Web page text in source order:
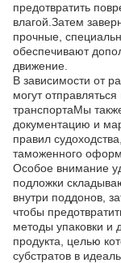
предотвратить
влагой.Затем
прочные,
обеспечивают
движение.
В зависимости от
могут
транспортаМы
документацию и
правил
таможенного
Особое внимание
подложки
внутри поддонов,
чтобы
методы упаковки и
продукта, целью
субстратов в